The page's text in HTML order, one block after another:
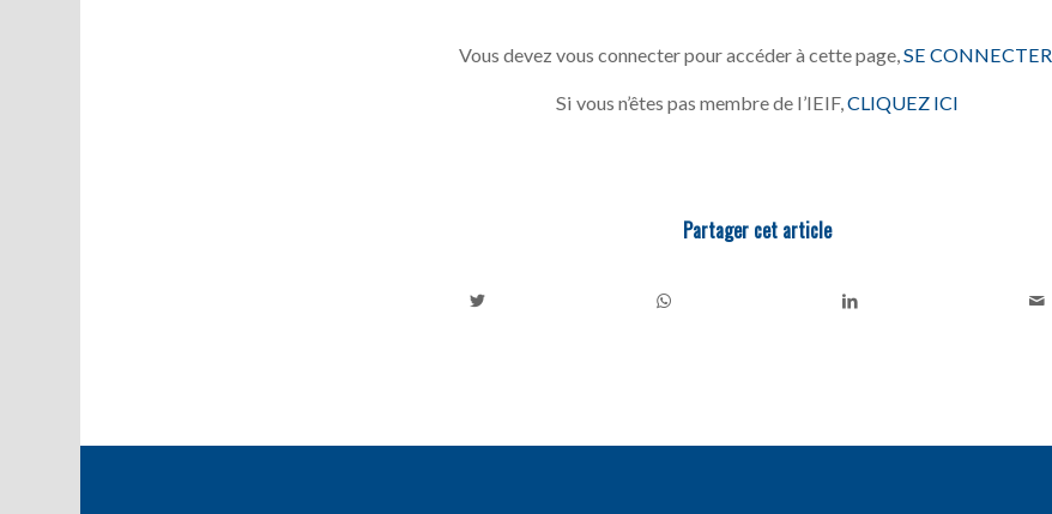
Vous devez vous connecter pour accéder à cette page, SE CONNECTER
Si vous n’êtes pas membre de l’IEIF,CLIQUEZ ICI
Partager cet article